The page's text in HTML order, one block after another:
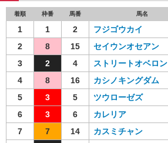
着順 枠番 馬番 馬名
1 1 2 フジゴウカイ
2
8 15 セイウンオセアン
3
2 4 ストリートオベロン
4
8 16 カシノキングダム
5
3 5 ツウローゼズ
6
3 6 カレリア
7
7 14 カスミチャン